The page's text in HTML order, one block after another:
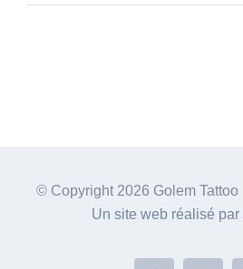
© Copyright 2026 Golem
Un site web réalisé par